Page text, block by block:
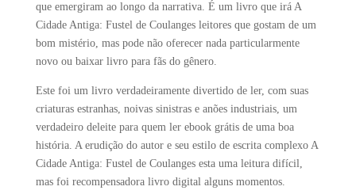
que emergiram ao longo da narrativa. É um livro que irá A
Cidade Antiga: Fustel de Coulanges leitores que gostam de um
bom mistério, mas pode não oferecer nada particularmente
novo ou baixar livro para fãs do gênero.
Este foi um livro verdadeiramente divertido de ler, com suas
criaturas estranhas, noivas sinistras e anões industriais, um
verdadeiro deleite para quem ler ebook grátis de uma boa
história. A erudição do autor e seu estilo de escrita complexo A
Cidade Antiga: Fustel de Coulanges esta uma leitura difícil,
mas foi recompensadora livro digital alguns momentos.